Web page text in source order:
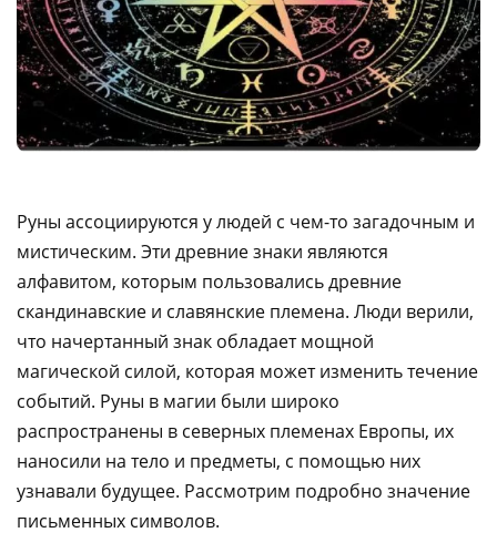
Руны ассоциируются у людей с чем-то загадочным и
мистическим. Эти древние знаки являются
алфавитом, которым пользовались древние
скандинавские и славянские племена. Люди верили,
что начертанный знак обладает мощной
магической силой, которая может изменить течение
событий. Руны в магии были широко
распространены в северных племенах Европы, их
наносили на тело и предметы, с помощью них
узнавали будущее. Рассмотрим подробно значение
письменных символов.